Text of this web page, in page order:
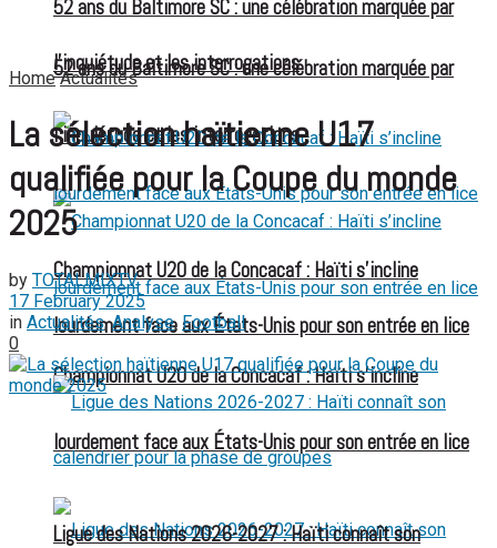
52 ans du Baltimore SC : une célébration marquée par
l’inquiétude et les interrogations
Championnat U20 de la Concacaf : Haïti s’incline
lourdement face aux États-Unis pour son entrée en lice
52 ans du Baltimore SC : une célébration marquée par
l’inquiétude et les interrogations
Championnat U20 de la Concacaf : Haïti s’incline
lourdement face aux États-Unis pour son entrée en lice
Ligue des Nations 2026-2027 : Haïti connaît son
Home Actualités
La sélection haïtienne U17
qualifiée pour la Coupe du monde
2025
by TOTALMIXTV
17 February 2025
in Actualités,Analyse, Football
0